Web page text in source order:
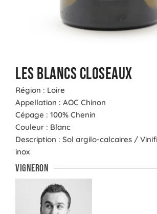
Les blancs Closeaux
Région : Loire
Appellation : AOC Chinon
Cépage : 100% Chenin
Couleur : Blanc
Description : Sol argilo-calcaires /
inox
Vigneron